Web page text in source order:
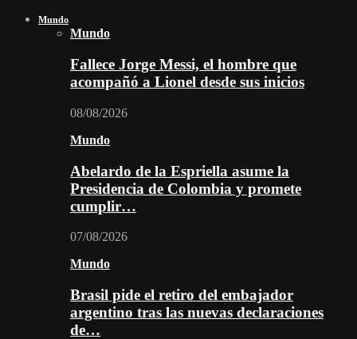
Mundo
Mundo
Fallece Jorge Messi, el hombre que
acompañó a Lionel desde sus inicios
08/08/2026
Mundo
Abelardo de la Espriella asume la
Presidencia de Colombia y promete
cumplir…
07/08/2026
Mundo
Brasil pide el retiro del embajador
argentino tras las nuevas declaraciones
de…